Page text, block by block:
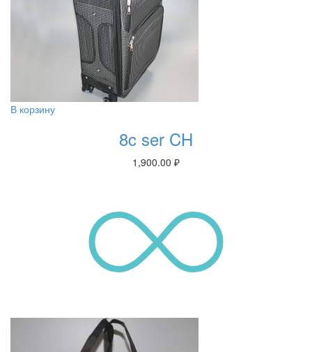
В корзину
8c ser CH
1,900.00 ₽